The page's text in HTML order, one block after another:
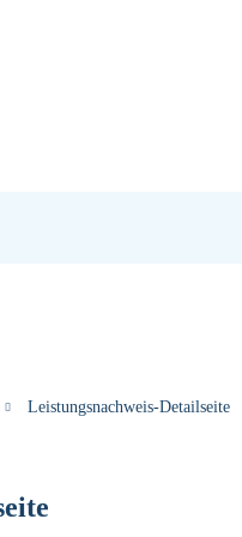
Leistungsnachweis-Detailseite